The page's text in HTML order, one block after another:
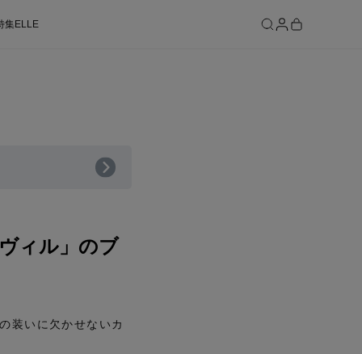
集ELLE
ィル」のブ
装いに欠かせないカ